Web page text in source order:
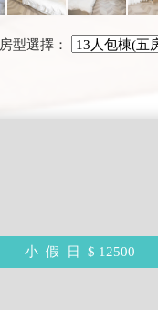
房型選擇：
小 假 日 $ 12500